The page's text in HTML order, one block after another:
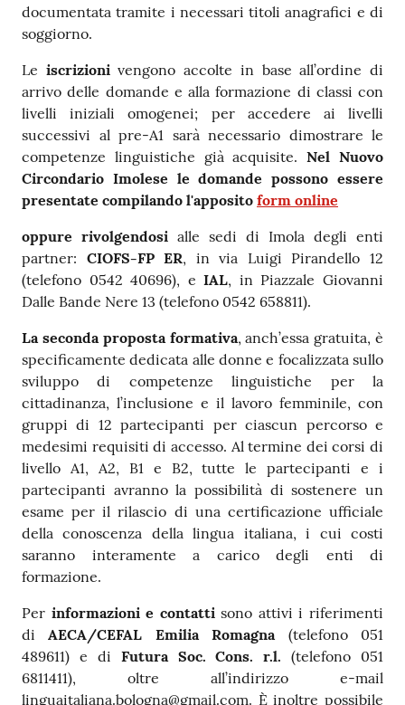
documentata tramite i necessari titoli anagrafici e di
soggiorno.
Le iscrizioni vengono accolte in base all’ordine di
arrivo delle domande e alla formazione di classi con
livelli iniziali omogenei; per accedere ai livelli
successivi al pre-A1 sarà necessario dimostrare le
competenze linguistiche già acquisite.Nel Nuovo
Circondario Imolese le domande possono essere
presentate compilando l'apposito form online
oppure rivolgendosi alle sedi di Imola degli enti
partner: CIOFS-FP ER, in via Luigi Pirandello 12
(telefono 0542 40696), eIAL, in Piazzale Giovanni
Dalle Bande Nere 13 (telefono 0542 658811).
La seconda proposta formativa, anch’essa gratuita, è
specificamente dedicata alle donne e focalizzata sullo
sviluppo di competenze linguistiche per la
cittadinanza, l’inclusione e il lavoro femminile, con
gruppi di 12 partecipanti per ciascun percorso e
medesimi requisiti di accesso. Al termine dei corsi di
livello A1, A2, B1 e B2, tutte le partecipanti e i
partecipanti avranno la possibilità di sostenere un
esame per il rilascio di una certificazione ufficiale
della conoscenza della lingua italiana, i cui costi
saranno interamente a carico degli enti di
formazione.
Per informazioni e contatti sono attivi i riferimenti
diAECA/CEFAL Emilia Romagna (telefono 051
489611) e di Futura Soc. Cons. r.l. (telefono 051
6811411), oltre all’indirizzo e-mail
linguaitaliana.bologna@gmail.com. È inoltre possibile